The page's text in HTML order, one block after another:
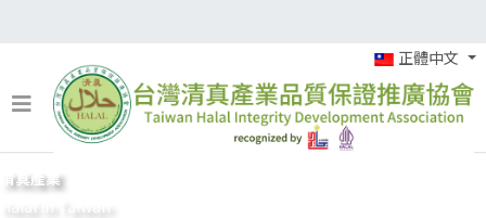
正體中文
清真產業
Halal in Taiwan